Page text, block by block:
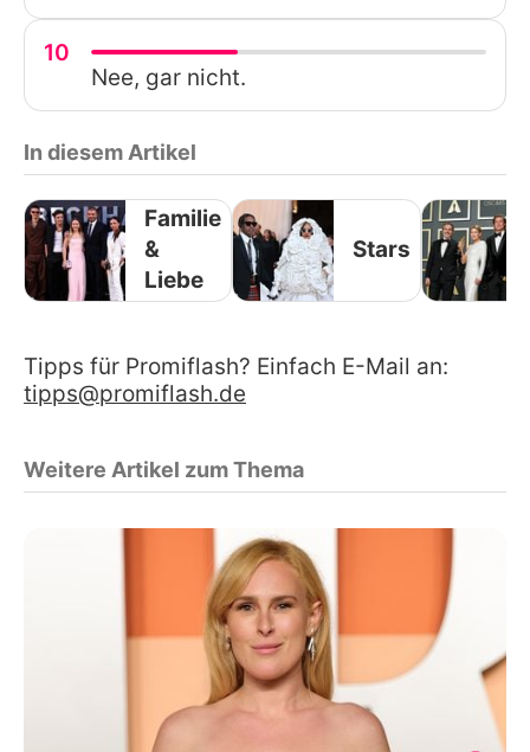
10
Nee, gar nicht.
In diesem Artikel
Familie
&
Liebe
Stars
Tipps für Promiflash? Einfach E-Mail an:
tipps@promiflash.de
Weitere Artikel zum Thema